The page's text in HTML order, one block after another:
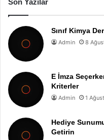
Sınıf Kimya
Admin 8
E İmza
Kriterler
Admin 1
Hediye
Getirin